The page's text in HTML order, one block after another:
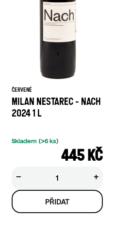
ČERVENÉ
MILAN NESTAREC - NACH
2024 1 L
445 KČ
Skladem (>6 ks)
+
−